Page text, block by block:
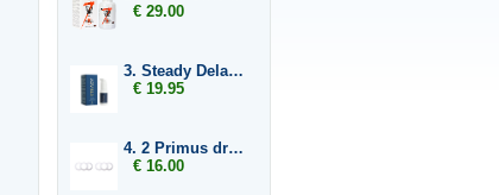
€ 29.00
3. Steady Delay Gel
€ 19.95
4. 2 Primus drukringen 12,5 mm
€ 16.00